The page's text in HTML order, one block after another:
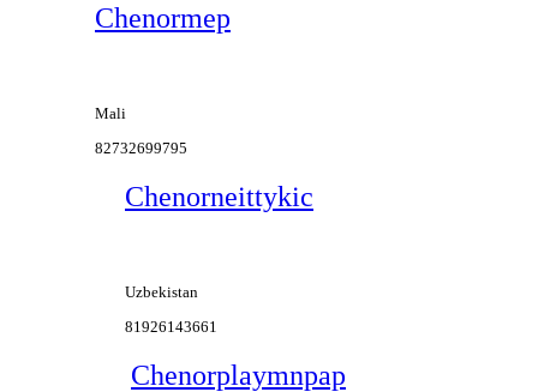
Chenormep
Mali
82732699795
Chenorneittykic
Uzbekistan
81926143661
Chenorplaymnpap